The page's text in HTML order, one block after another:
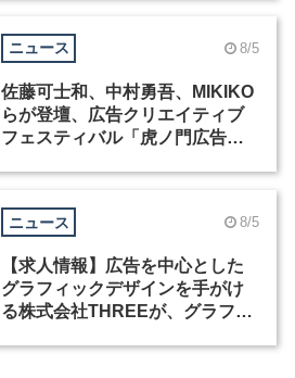
ニュース 8/5
佐藤可士和、中村勇吾、MIKIKO
らが登壇、広告クリエイティブ
フェスティバル「虎ノ門広告
ニュース 8/5
【求人情報】広告を中心とした
グラフィックデザインを手がけ
る株式会社THREEが、グラフィ